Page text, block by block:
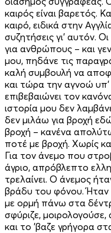
καιρός είναι βαρετός.
καιρό, ειδικά στην
συζητήσεις γι’ αυτόν.
για ανθρώπους – και
μου, πηδάνε τις
καλή συμβουλή να
και τώρα την αγνοώ
επιβεβαιώνει τον
ιστορία μου δεν
δεν μιλάω για βροχή
βροχή – κανένα
ποτέ με βροχή. Χωρίς
Για τον άνεμο που
άγριο, απρόβλεπτο
τρελαίνει. Ο άνεμος
βράδυ του φόνου. Ήταν
με ορμή πάνω στα
σφύριζε,
και το ’βαζε γρήγορα